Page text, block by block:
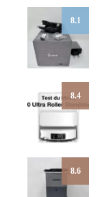
8.1
8.4
8.6